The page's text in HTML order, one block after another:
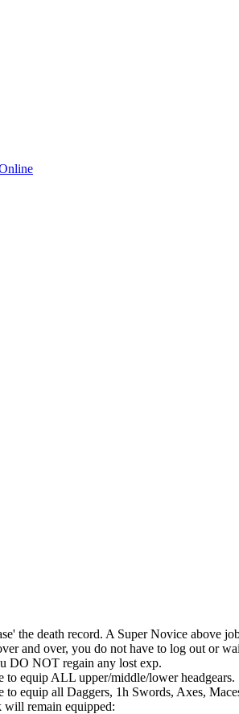
the death record. A Super Novice above
and over, you do not have to log out or
DO NOT regain any lost exp.
equip ALL upper/middle/lower headgears.
equip all Daggers, 1h Swords, Axes,
will remain equipped: